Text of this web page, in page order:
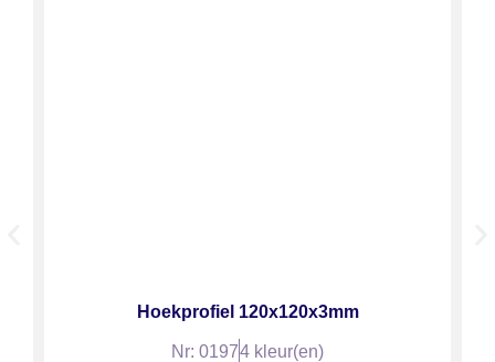
Hoekprofiel 120x120x3mm
Nr: 01974 kleur(en)